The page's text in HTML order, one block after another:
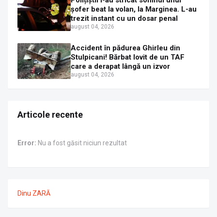
șofer beat la volan, la Marginea. L-au
trezit instant cu un dosar penal
august 04, 2026
Accident în pădurea Ghirleu din
Stulpicani! Bărbat lovit de un TAF
care a derapat lângă un izvor
august 04, 2026
Articole recente
Error: Nu a fost găsit niciun rezultat
Dinu ZARĂ